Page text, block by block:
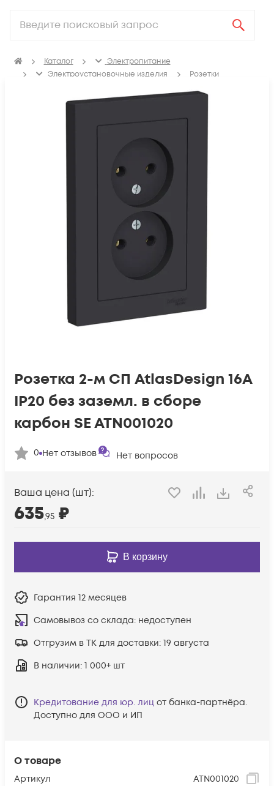
Каталог
Электропитание
Электроустановочные изделия
Розетки
О товаре
Артикул
ATN001020
Розетка 2-м СП AtlasDesign 16А
IP20 без заземл. в сборе
карбон SE ATN001020
0 Нет отзывов Нет вопросов
Ваша цена (шт):
635,95 ₽
В корзину
Гарантия 12 месяцев
Самовывоз со склада: недоступен
Отгрузим в ТК для доставки: 19 августа
В наличии: 1 000+ шт
Кредитование для юр. лиц от банка-партнёра.
Доступно для ООО и ИП